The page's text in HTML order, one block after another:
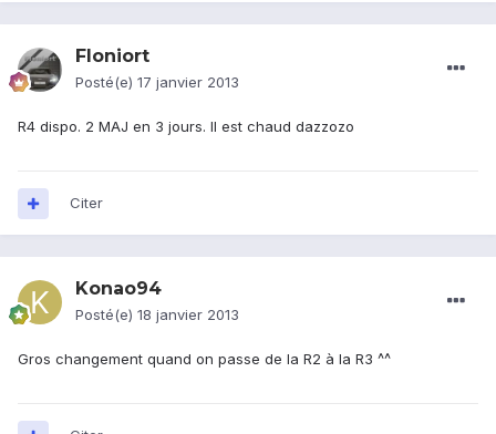
Floniort
Posté(e) 17 janvier 2013
R4 dispo. 2 MAJ en 3 jours. Il est chaud dazzozo
Citer
Konao94
Posté(e) 18 janvier 2013
Gros changement quand on passe de la R2 à la R3 ^^